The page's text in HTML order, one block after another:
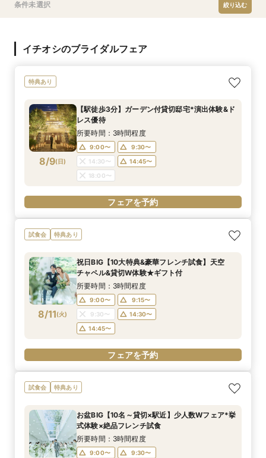
条件未選択 絞り込む
イチオシのブライダルフェア
特典あり
8/9(日)
【駅徒歩3分】ガーデン付貸切邸宅*演出体験&ド
レス優待
所要時間：3時間程度
9:00〜
9:30〜
14:30〜
14:45〜
18:00〜
フェアを予約
試食会 特典あり
8/11(火)
祝日BIG【10大特典&豪華フレンチ試食】天空
チャペル&貸切W体験★ギフト付
所要時間：3時間程度
9:00〜
9:15〜
9:30〜
14:30〜
14:45〜
フェアを予約
試食会 特典あり
お盆BIG【10名～貸切×駅近】少人数Wフェア*挙
式体験×絶品フレンチ試食
所要時間：3時間程度
9:00〜
9:30〜